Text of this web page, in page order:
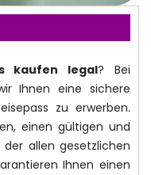
kaufen legal? Bei
Ihnen eine sichere
zu erwerben.
einen gültigen und
der allen gesetzlichen
Ihnen einen